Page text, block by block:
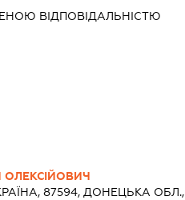
ВІДПОВІДАЛЬНІСТЮ
ОЛЕКСІЙОВИЧ
87594, ДОНЕЦЬКА ОБЛ.,